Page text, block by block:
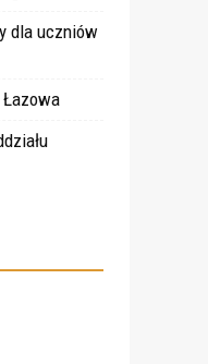
dla uczniów
Łazowa